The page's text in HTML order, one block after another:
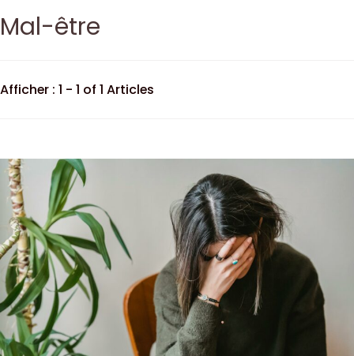
Mal-être
Afficher : 1 - 1 of 1 Articles